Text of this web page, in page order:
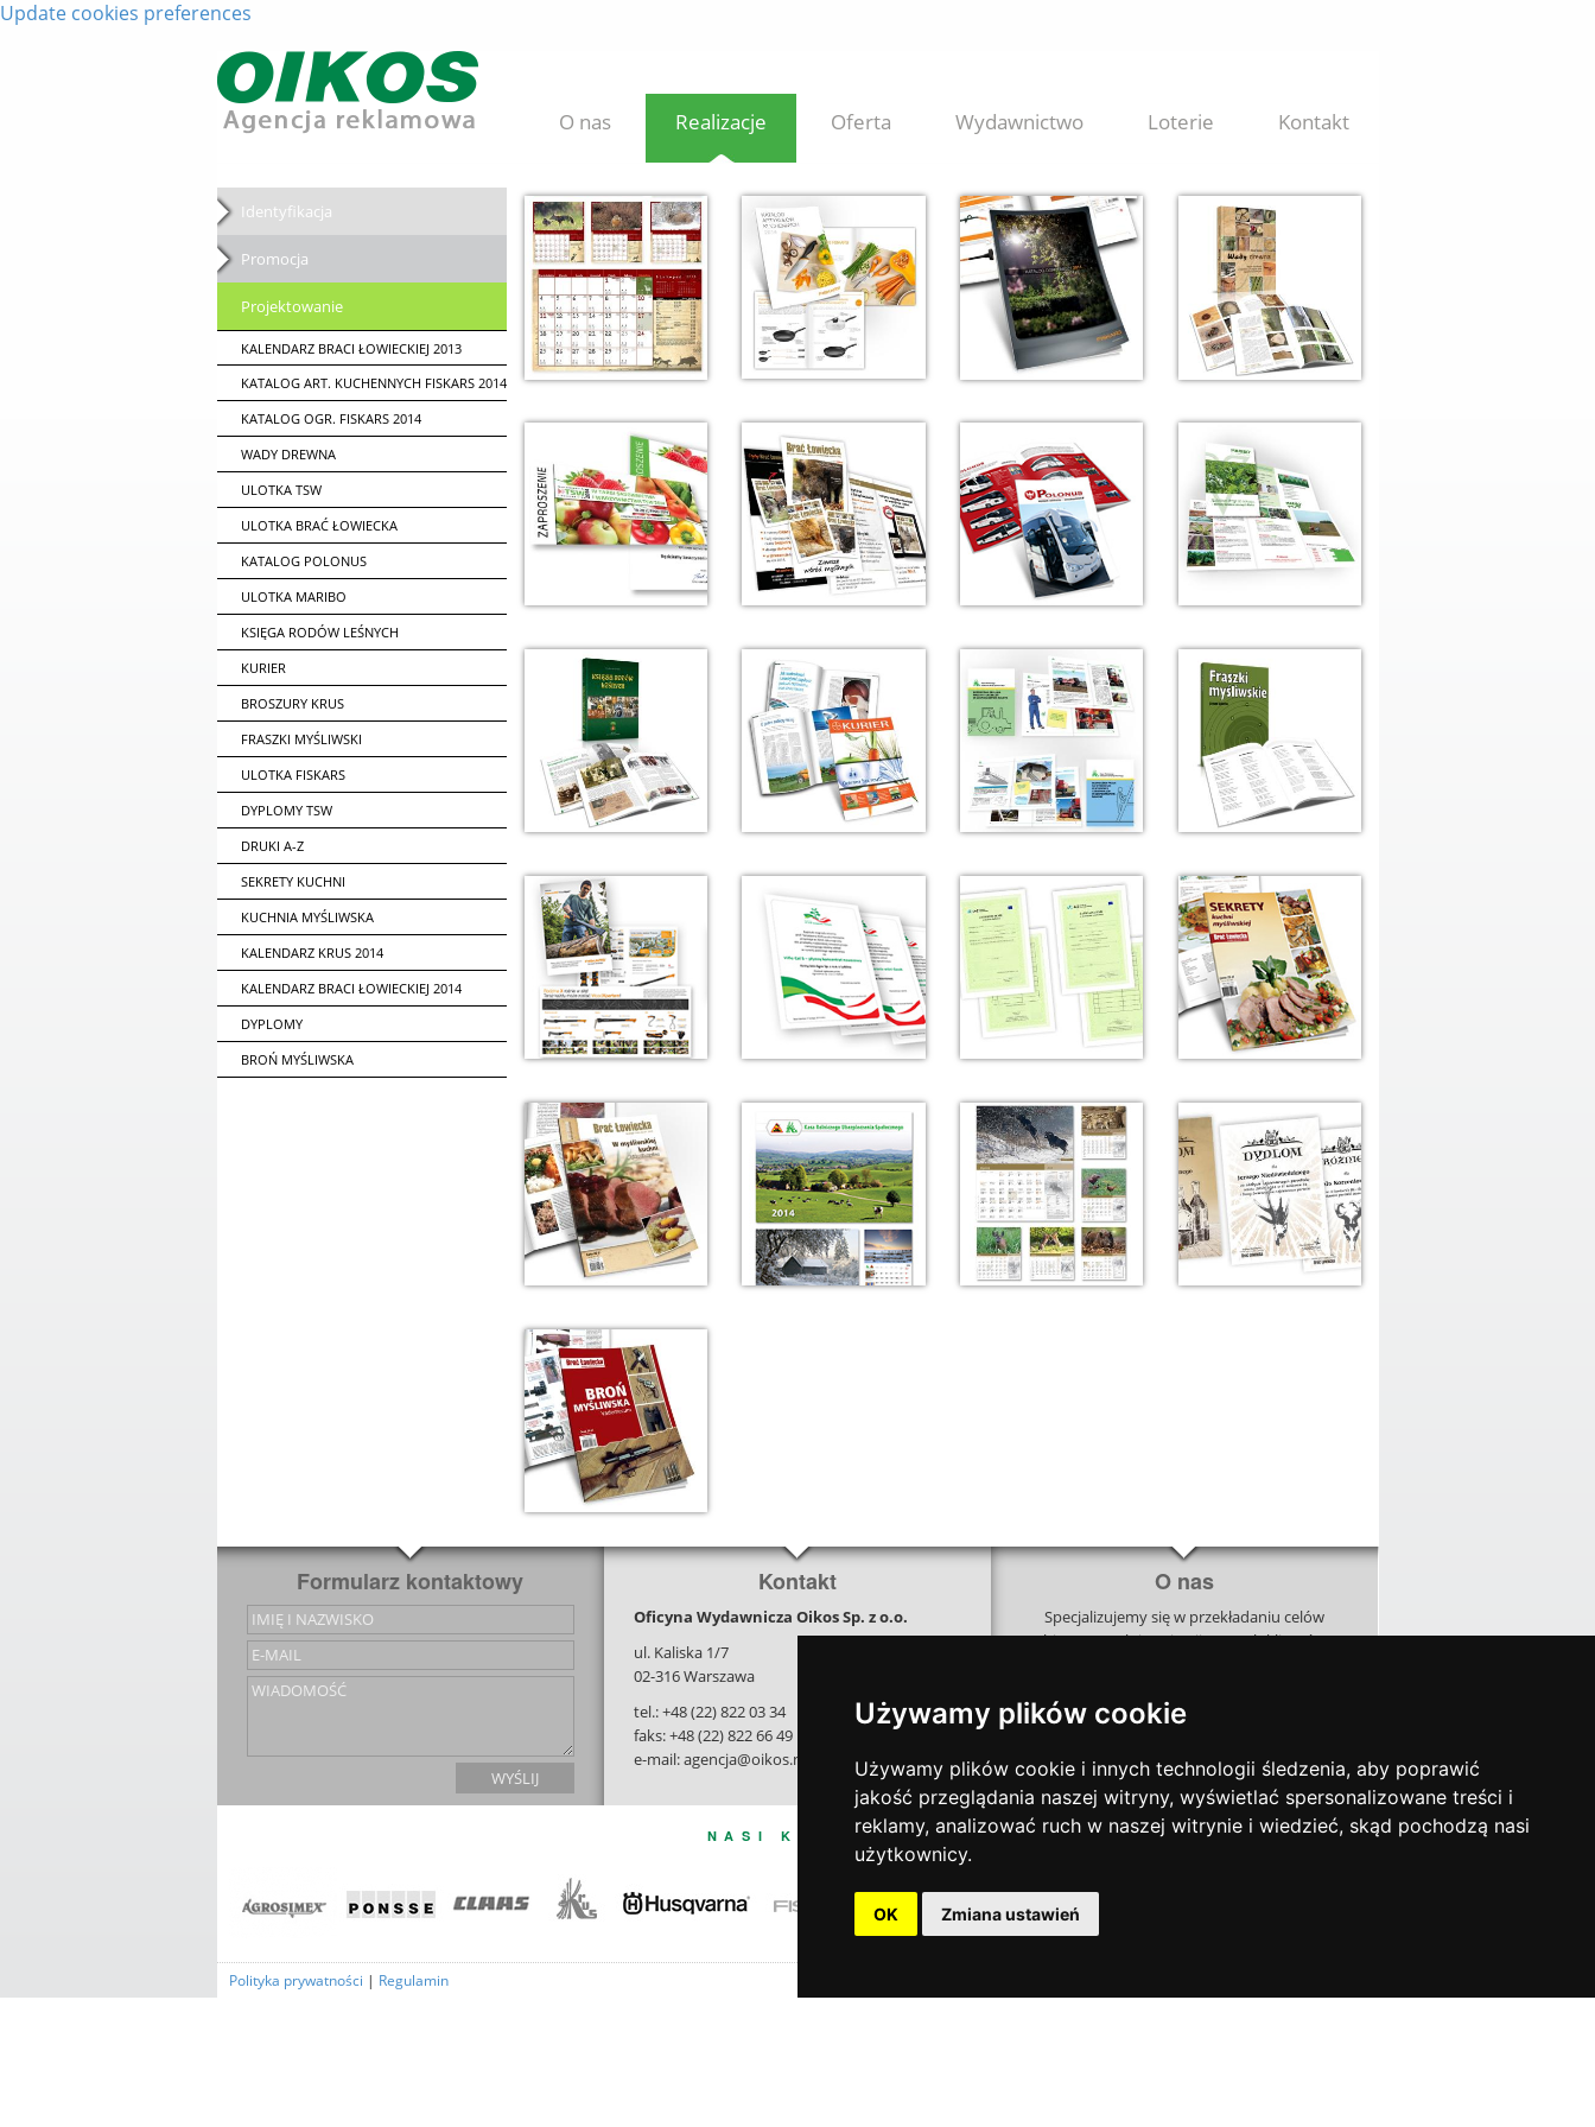
Używamy plików cookie
Używamy plików cookie i innych technologii śledzenia, aby poprawić
jakość przeglądania naszej witryny, wyświetlać spersonalizowane treści i
reklamy, analizować ruch w naszej witrynie i wiedzieć, skąd pochodzą nasi
użytkownicy.
OK Zmiana ustawień
Update cookies preferences
O nas Realizacje Oferta Wydawnictwo Loterie Kontakt
Identyfikacja
Promocja
Projektowanie
KALENDARZ BRACI ŁOWIECKIEJ 2013
KATALOG ART. KUCHENNYCH FISKARS 2014
KATALOG OGR. FISKARS 2014
WADY DREWNA
ULOTKA TSW
ULOTKA BRAĆ ŁOWIECKA
KATALOG POLONUS
ULOTKA MARIBO
KSIĘGA RODÓW LEŚNYCH
KURIER
BROSZURY KRUS
FRASZKI MYŚLIWSKI
ULOTKA FISKARS
DYPLOMY TSW
DRUKI A-Z
SEKRETY KUCHNI
KUCHNIA MYŚLIWSKA
KALENDARZ KRUS 2014
KALENDARZ BRACI ŁOWIECKIEJ 2014
DYPLOMY
BROŃ MYŚLIWSKA
Formularz kontaktowy Kontakt
Oficyna Wydawnicza Oikos Sp. z o.o.
ul. Kaliska 1/7
02-316 Warszawa
tel.: +48 (22) 822 03 34
faks: +48 (22) 822 66 49
e-mail: agencja@oikos.net.pl
O nas
Specjalizujemy się w przekładaniu celów
biznesowych i aspiracji naszych klientów
z naszymi klientami projekty zapadające
NASI KLIENCI
Polityka prywatności | Regulamin